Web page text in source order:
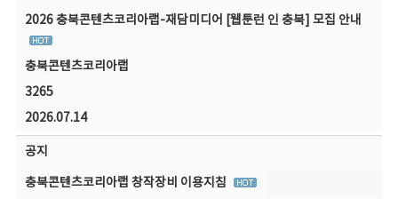
2026 충북콘텐츠코리아랩-재담미디어 [웹툰런 인 충북] 모집 안내
충북콘텐츠코리아랩
3265
2026.07.14
공지
충북콘텐츠코리아랩 창작장비 이용지침